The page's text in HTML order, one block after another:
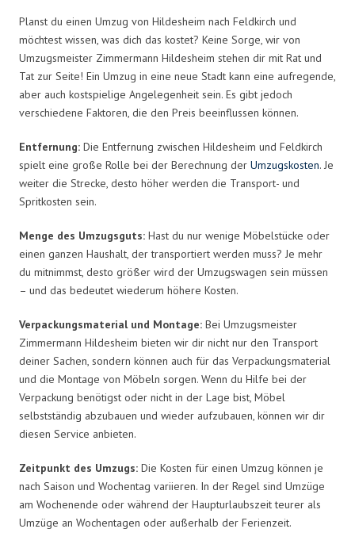
Planst du einen Umzug von Hildesheim nach Feldkirch und
möchtest wissen, was dich das kostet? Keine Sorge, wir von
Umzugsmeister Zimmermann Hildesheim stehen dir mit Rat und
Tat zur Seite! Ein Umzug in eine neue Stadt kann eine aufregende,
aber auch kostspielige Angelegenheit sein. Es gibt jedoch
verschiedene Faktoren, die den Preis beeinflussen können.
Entfernung: Die Entfernung zwischen Hildesheim und Feldkirch
spielt eine große Rolle bei der Berechnung der Umzugskosten. Je
weiter die Strecke, desto höher werden die Transport- und
Spritkosten sein.
Menge des Umzugsguts: Hast du nur wenige Möbelstücke oder
einen ganzen Haushalt, der transportiert werden muss? Je mehr
du mitnimmst, desto größer wird der Umzugswagen sein müssen
– und das bedeutet wiederum höhere Kosten.
Verpackungsmaterial und Montage: Bei Umzugsmeister
Zimmermann Hildesheim bieten wir dir nicht nur den Transport
deiner Sachen, sondern können auch für das Verpackungsmaterial
und die Montage von Möbeln sorgen. Wenn du Hilfe bei der
Verpackung benötigst oder nicht in der Lage bist, Möbel
selbstständig abzubauen und wieder aufzubauen, können wir dir
diesen Service anbieten.
Zeitpunkt des Umzugs: Die Kosten für einen Umzug können je
nach Saison und Wochentag variieren. In der Regel sind Umzüge
am Wochenende oder während der Haupturlaubszeit teurer als
Umzüge an Wochentagen oder außerhalb der Ferienzeit.